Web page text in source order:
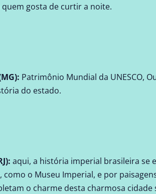
gosta de curtir a noite.
: Patrimônio Mundial da UNESCO,
do estado.
: aqui, a história imperial brasileira se
como o Museu Imperial, e por
o charme desta charmosa cidade